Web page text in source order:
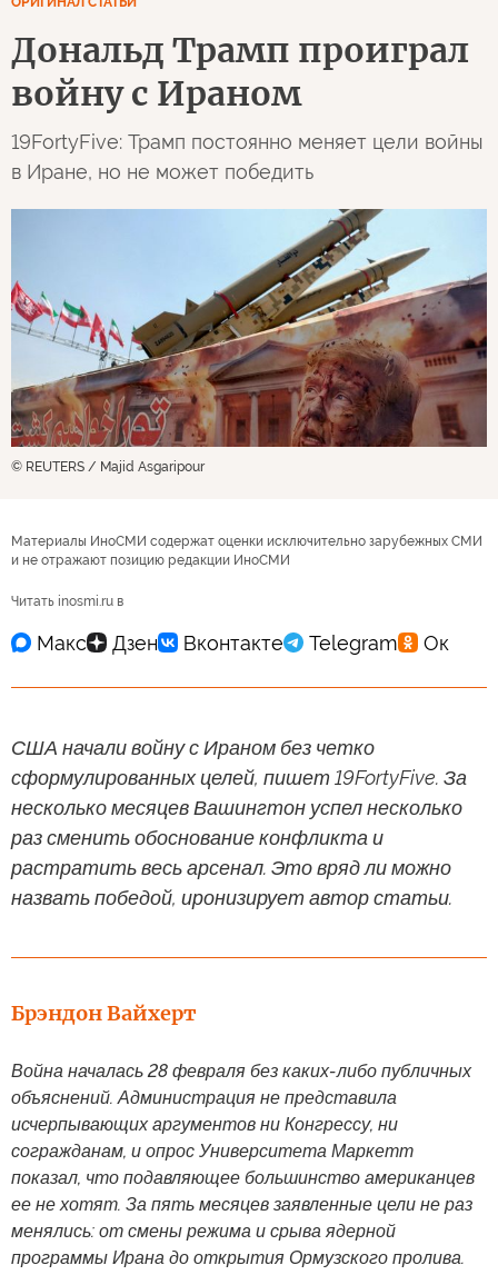
Дональд Трамп проиграл
войну с Ираном
19FortyFive: Трамп постоянно меняет цели войны
в Иране, но не может победить
© REUTERS / Majid Asgaripour
Материалы ИноСМИ содержат оценки исключительно зарубежных СМИ
и не отражают позицию редакции ИноСМИ
Читать inosmi.ru в
США начали войну с Ираном без четко
сформулированных целей, пишет 19FortyFive. За
несколько месяцев Вашингтон успел несколько
раз сменить обоснование конфликта и
растратить весь арсенал. Это вряд ли можно
назвать победой, иронизирует автор статьи.
Брэндон Вайхерт
Война началась 28 февраля без каких-либо публичных
объяснений. Администрация не представила
исчерпывающих аргументов ни Конгрессу, ни
согражданам, и опрос Университета Маркетт
показал, что подавляющее большинство американцев
ее не хотят. За пять месяцев заявленные цели не раз
менялись: от смены режима и срыва ядерной
программы Ирана до открытия Ормузского пролива.